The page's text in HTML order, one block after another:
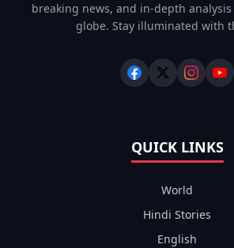
breaking news, and in-depth
globe. Stay illuminated with
QUICK LINKS
World
Hindi Stories
English